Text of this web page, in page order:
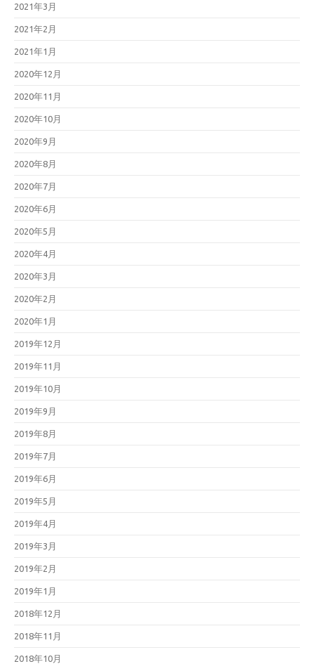
2021年3月
2021年2月
2021年1月
2020年12月
2020年11月
2020年10月
2020年9月
2020年8月
2020年7月
2020年6月
2020年5月
2020年4月
2020年3月
2020年2月
2020年1月
2019年12月
2019年11月
2019年10月
2019年9月
2019年8月
2019年7月
2019年6月
2019年5月
2019年4月
2019年3月
2019年2月
2019年1月
2018年12月
2018年11月
2018年10月